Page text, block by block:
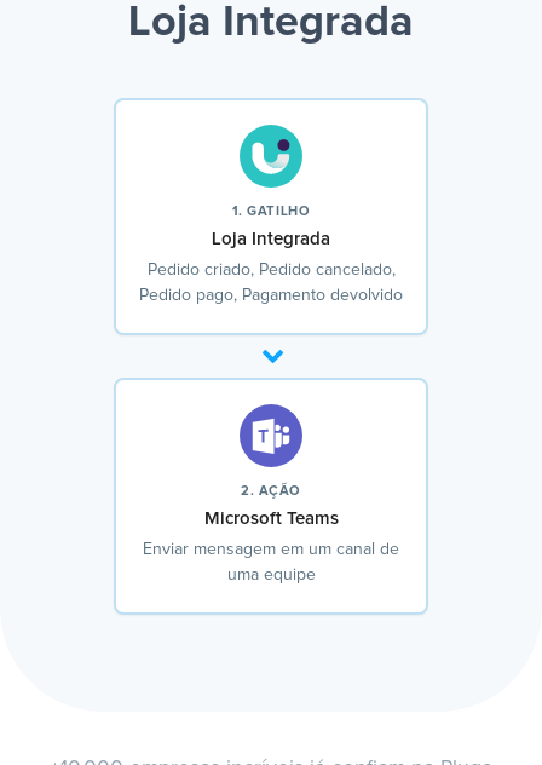
Loja Integrada
1. GATILHO
Loja Integrada
Pedido criado, Pedido cancelado,
Pedido pago, Pagamento devolvido
2. AÇÃO
Microsoft Teams
Enviar mensagem em um canal de
uma equipe